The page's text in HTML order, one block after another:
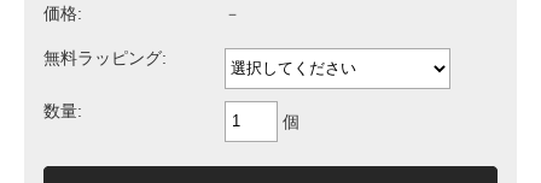
価格: －
無料ラッピング:
数量:
個